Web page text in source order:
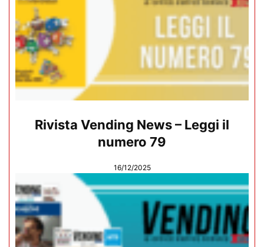
Rivista Vending News – Leggi il
numero 79
16/12/2025